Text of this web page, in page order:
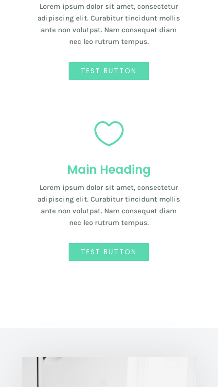
Lorem ipsum dolor sit amet, consectetur
adipiscing elit. Curabitur tincidunt mollis
ante non volutpat. Nam consequat diam
nec leo rutrum tempus.
TEST BUTTON

Main Heading
Lorem ipsum dolor sit amet, consectetur
adipiscing elit. Curabitur tincidunt mollis
ante non volutpat. Nam consequat diam
nec leo rutrum tempus.
TEST BUTTON